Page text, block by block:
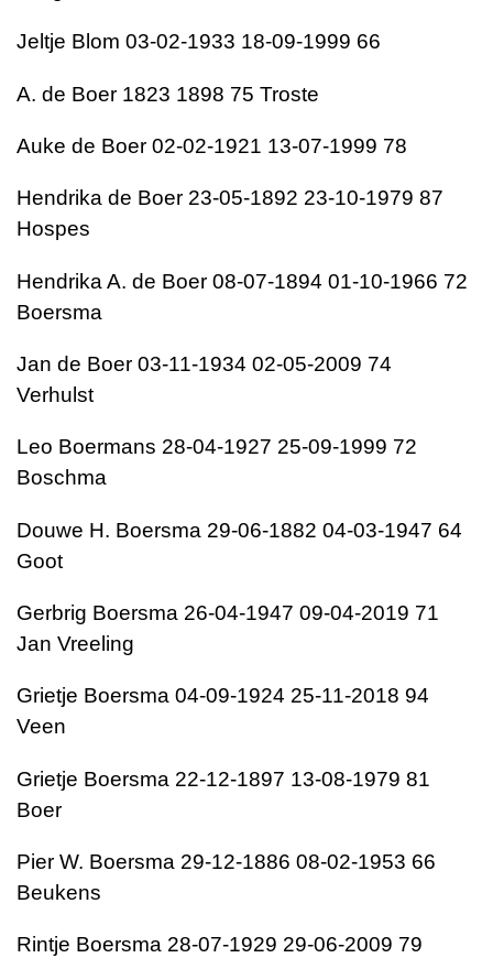
Jeltje Blom 03-02-1933 18-09-1999 66
A. de Boer 1823 1898 75 Troste
Auke de Boer 02-02-1921 13-07-1999 78
Hendrika de Boer 23-05-1892 23-10-1979 87
Hospes
Hendrika A. de Boer 08-07-1894 01-10-1966 72
Boersma
Jan de Boer 03-11-1934 02-05-2009 74
Verhulst
Leo Boermans 28-04-1927 25-09-1999 72
Boschma
Douwe H. Boersma 29-06-1882 04-03-1947 64
Goot
Gerbrig Boersma 26-04-1947 09-04-2019 71
Jan Vreeling
Grietje Boersma 04-09-1924 25-11-2018 94
Veen
Grietje Boersma 22-12-1897 13-08-1979 81
Boer
Pier W. Boersma 29-12-1886 08-02-1953 66
Beukens
Rintje Boersma 28-07-1929 29-06-2009 79